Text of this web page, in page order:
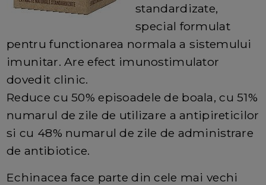
standardizate,
special formulat
pentru functionarea normala a sistemului
imunitar. Are efect imunostimulator
dovedit clinic.
Reduce cu 50% episoadele de boala, cu 51%
numarul de zile de utilizare a antipireticilor
si cu 48% numarul de zile de administrare
de antibiotice.
Echinacea face parte din cele mai vechi